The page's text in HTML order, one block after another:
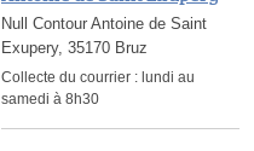
Null Contour Antoine de Saint
Exupery, 35170 Bruz
Collecte du courrier : lundi au
samedi à 8h30